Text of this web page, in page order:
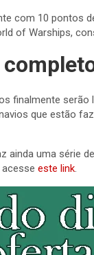
com 10 pontos
of Warships,
finalmente
que estão
uma série
este link